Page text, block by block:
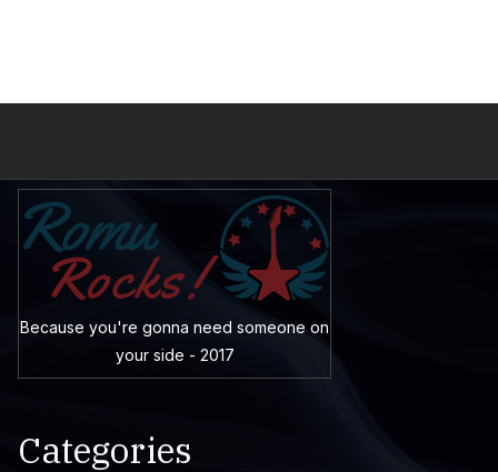
Because you're gonna need someone on
your side - 2017
Categories